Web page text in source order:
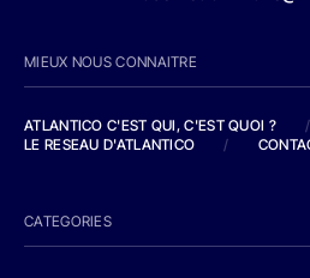
MIEUX NOUS CONNAITRE
ATLANTICO C'EST QUI, C'EST QUOI ?
/
LE RESEAU D'ATLANTICO
/
CATEGORIES